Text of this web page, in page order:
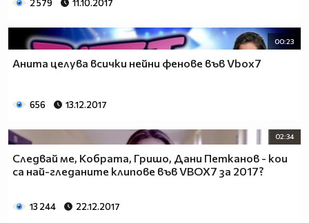
2 579 11.10.2017
00:23
Анита целува всички нейни фенове във Vbox7
656 13.12.2017
02:34
Следвай ме, Кобрата, Гришо, Дани Петканов - кои
са най-гледaните клипове във VBOX7 за 2017?
13 244 22.12.2017